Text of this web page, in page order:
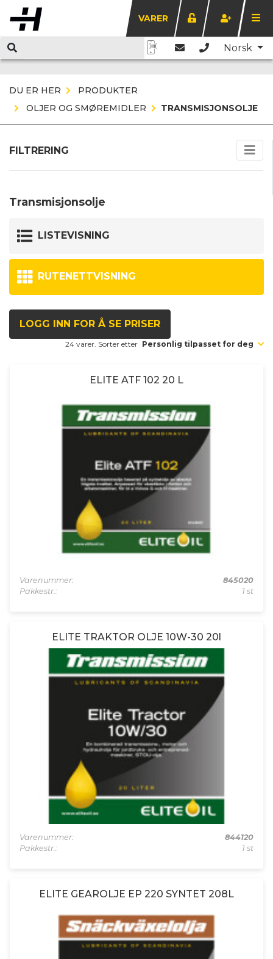
VARER
Norsk
DU ER HER
PRODUKTER
OLJER OG SMØREMIDLER
TRANSMISJONSOLJE
FILTRERING
Transmisjonsolje
LISTEVISNING
RUTENETTVISNING
LOGG INN FOR Å SE PRISER
24 varer. Sorter etter Personlig tilpasset for deg
ELITE ATF 102 20 L
Varenummer:
845020
Pakkestr.:
1 st
ELITE TRAKTOR OLJE 10W-30 20l
Varenummer:
844120
Pakkestr.:
1 st
ELITE GEAROLJE EP 220 SYNTET 208L